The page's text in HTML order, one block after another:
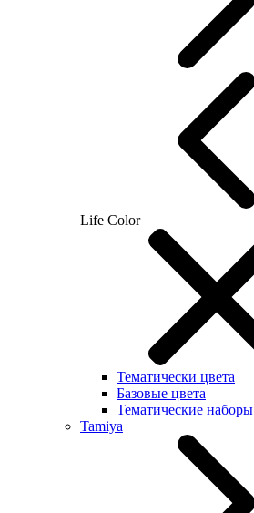
Life Color
Тематически цвета
Базовые цвета
Тематические наборы
Tamiya